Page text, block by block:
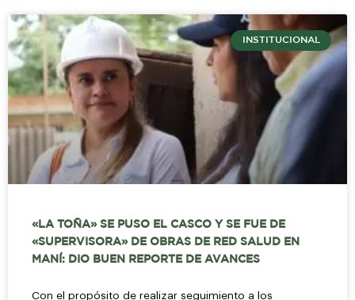
INSTITUCIONAL
«LA TOÑA» SE PUSO EL CASCO Y SE FUE DE
«SUPERVISORA» DE OBRAS DE RED SALUD EN
MANÍ: DIO BUEN REPORTE DE AVANCES
Con el propósito de realizar seguimiento a los